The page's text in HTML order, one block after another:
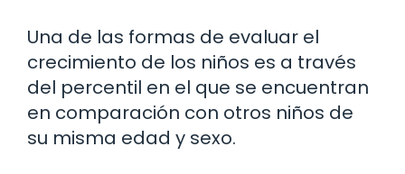
Una de las formas de evaluar el
crecimiento de los niños es a través
del percentil en el que se encuentran
en comparación con otros niños de
su misma edad y sexo.